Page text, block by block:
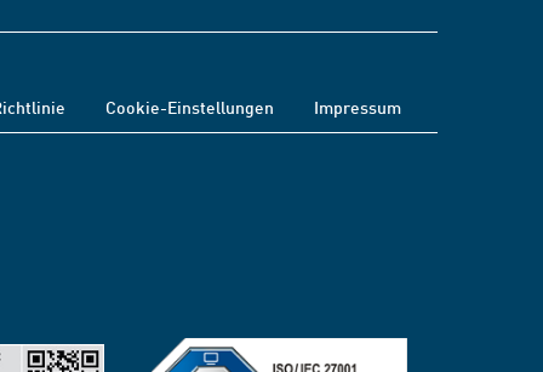
Cookie-Einstellungen Impressum